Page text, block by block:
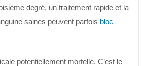
degré, un traitement rapide et la
saines peuvent parfois bloc
potentiellement mortelle. C’est le